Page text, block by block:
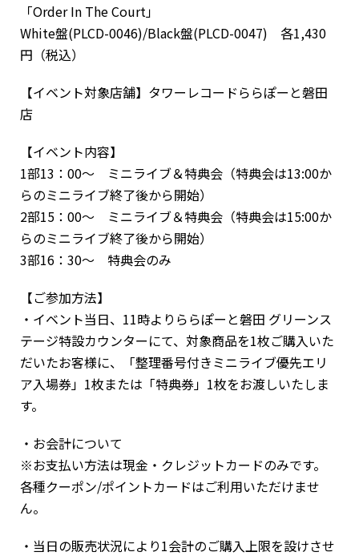
「Order In The Court」
White盤(PLCD-0046)/Black盤(PLCD-0047) 各1,430
円（税込）
【イベント対象店舗】タワーレコードららぽーと磐田
店
【イベント内容】
1部13：00～ ミニライブ＆特典会（特典会は13:00か
らのミニライブ終了後から開始）
2部15：00～ ミニライブ＆特典会（特典会は15:00か
らのミニライブ終了後から開始）
3部16：30～ 特典会のみ
【ご参加方法】
・イベント当日、11時よりららぽーと磐田 グリーンス
テージ特設カウンターにて、対象商品を1枚ご購入いた
だいたお客様に、「整理番号付きミニライブ優先エリ
ア入場券」1枚または「特典券」1枚をお渡しいたしま
す。
・お会計について
※お支払い方法は現金・クレジットカードのみです。
各種クーポン/ポイントカードはご利用いただけませ
ん。
・当日の販売状況により1会計のご購入上限を設けさせ